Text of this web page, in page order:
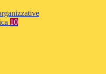
10